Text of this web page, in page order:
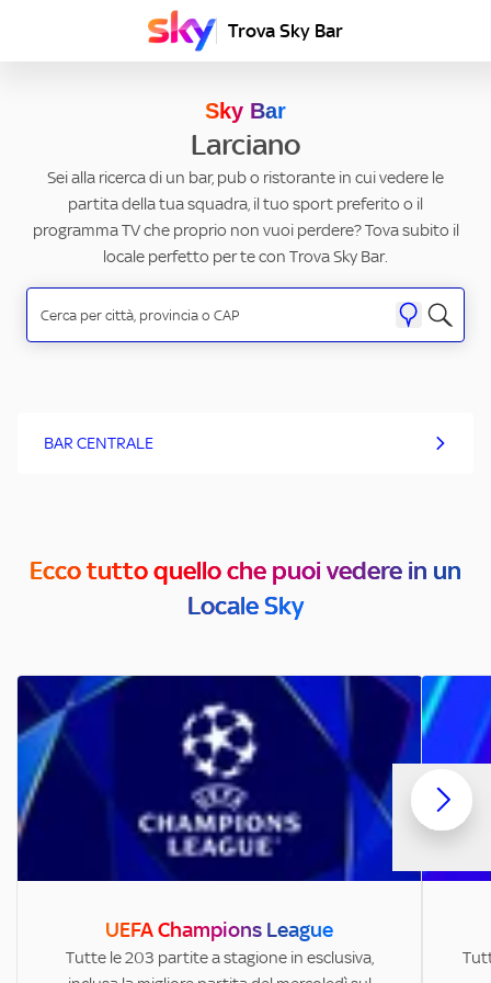
Trova Sky Bar
Sky Bar
Larciano
Sei alla ricerca di un bar, pub o ristorante in cui vedere le
partita della tua squadra, il tuo sport preferito o il
programma TV che proprio non vuoi perdere? Tova subito il
locale perfetto per te con Trova Sky Bar.
BAR CENTRALE
Ecco tutto quello che puoi vedere in un
Locale Sky
UEFA Champions League
Tutte le 203 partite a stagione in esclusiva,